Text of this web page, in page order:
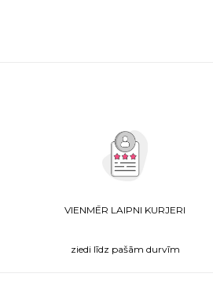
VIENMĒR LAIPNI KURJERI
ziedi līdz pašām durvīm